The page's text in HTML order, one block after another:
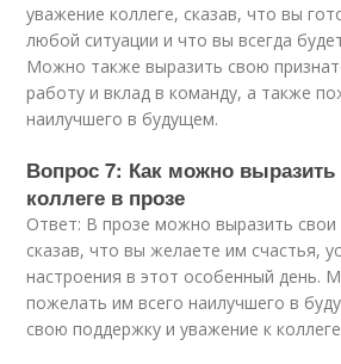
уважение коллеге, сказав, что вы
любой ситуации и что вы всегда
Можно также выразить свою
работу и вклад в команду, а также
наилучшего в будущем.
Вопрос 7: Как можно
коллеге в прозе
Ответ: В прозе можно выразить свои
сказав, что вы желаете им счастья,
настроения в этот особенный день.
пожелать им всего наилучшего в
свою поддержку и уважение к